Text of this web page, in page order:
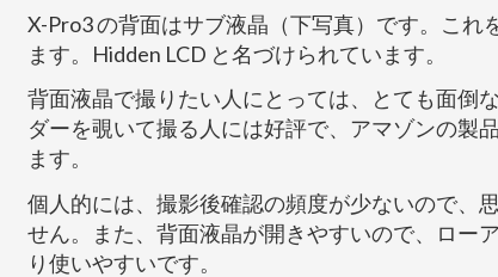
X-Pro3 の背面はサブ液晶（下写真）です。これ
ます。Hidden LCD と名づけられています。
背面液晶で撮りたい人にとっては、とても面倒
ダーを覗いて撮る人には好評で、アマゾンの製
ます。
個人的には、撮影後確認の頻度が少ないので、
せん。また、背面液晶が開きやすいので、ロー
り使いやすいです。